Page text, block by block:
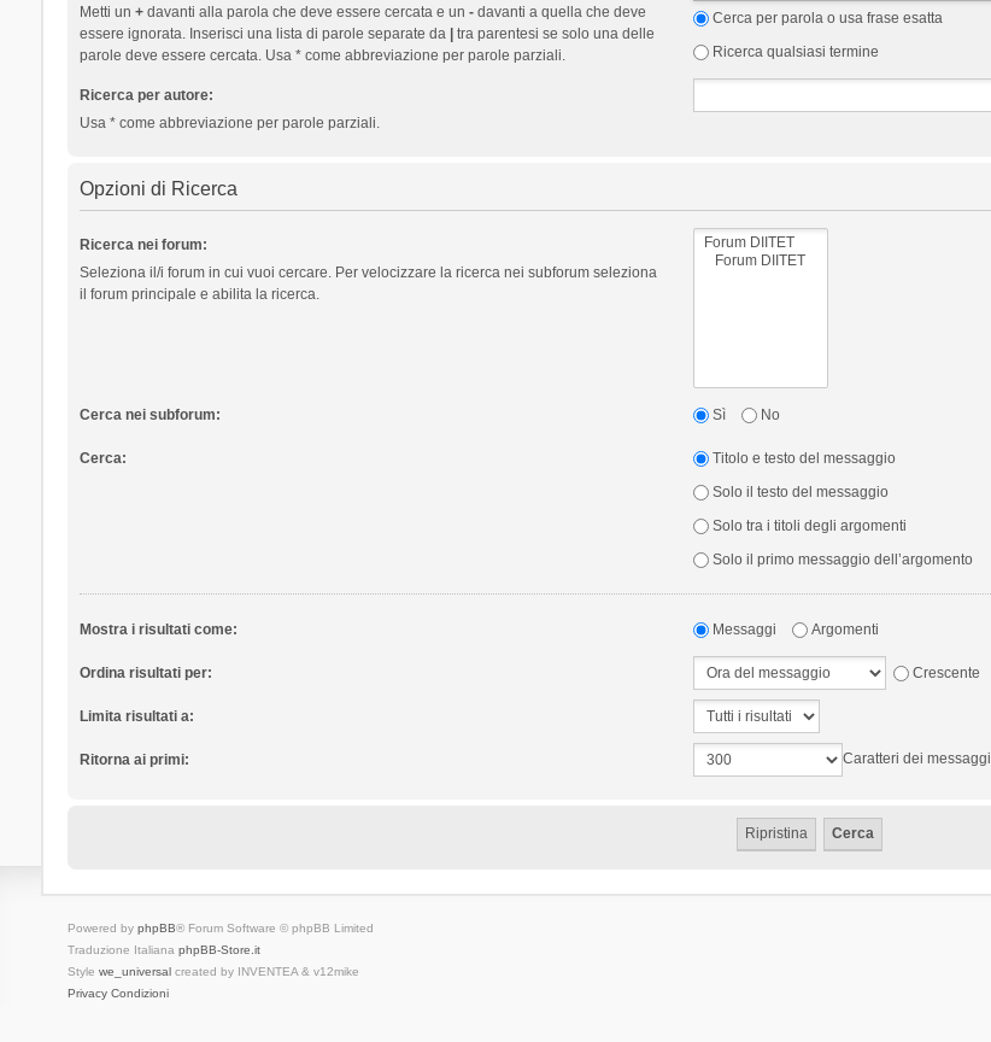
Metti un +davanti alla parola che deve essere cercata e un -davanti a quella che deve
essere ignorata. Inserisci una lista di parole separate da |tra parentesi se solo una delle
parole deve essere cercata. Usa * come abbreviazione per parole parziali.
Cerca per parola o usa frase esatta
Ricerca qualsiasi termine
Ricerca per autore:
Usa * come abbreviazione per parole parziali.
Opzioni di Ricerca
Ricerca nei forum:
Seleziona il/i forum in cui vuoi cercare. Per velocizzare la ricerca nei subforum seleziona
il forum principale e abilita la ricerca.
Cerca nei subforum: Sì No
Cerca:
Titolo e testo del messaggio
Solo il testo del messaggio
Solo tra i titoli degli argomenti
Solo il primo messaggio dell’argomento
Mostra i risultati come: Messaggi Argomenti
Ordina risultati per: Crescente
Limita risultati a:
Ritorna ai primi: Caratteri dei messaggi
Powered by phpBB® Forum Software © phpBB Limited
Traduzione Italiana phpBB-Store.it
Style we_universalcreated by INVENTEA & v12mike
Privacy Condizioni